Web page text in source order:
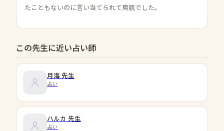
たこともないのに言い当てられて鳥肌でした。
この先生に近い占い師
月海 先生
占い
ハルカ 先生
占い